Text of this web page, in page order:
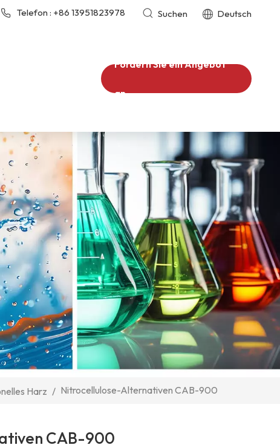
Telefon : +86 13951823978 Suchen Deutsch
Fordern Sie ein Angebot
an
Harz / Nitrocellulose-Alternativen CAB-900
CAB-900